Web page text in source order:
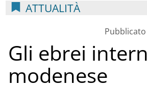
ATTUALITÀ
Gli ebrei
modenese